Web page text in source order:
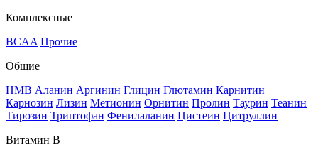
Комплексные
BCAA Прочие
Общие
HMB Аланин Аргинин Глицин Глютамин Карнитин
Карнозин Лизин Метионин Орнитин Пролин Таурин Теанин
Тирозин Триптофан Фенилаланин Цистеин Цитруллин
Витамин В